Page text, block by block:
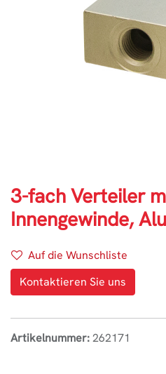
3-fach Verteiler
Innengewinde,
Auf die Wunschliste
Kontaktieren Sie uns
Artikelnummer:262171